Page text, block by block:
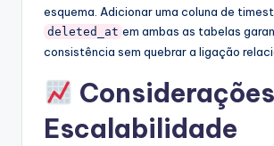
esquema. Adicionar uma coluna de
deleted_at em ambas as tabelas
consistência sem quebrar a ligação
Escalabilidade